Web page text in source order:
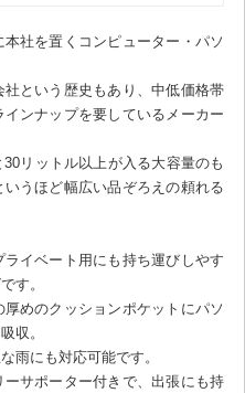
社を置くコンピューター・パソ
という歴史もあり、中低価格帯
ンナップを要しているメーカー
リットル以上が入る大容量のも
うほど幅広い品ぞろえの頼れる
イベート用にも持ち運びしやす
す。
めのクッションポケットにパソ
収。
雨にも対応可能です。
サポーター付きで、出張にも持